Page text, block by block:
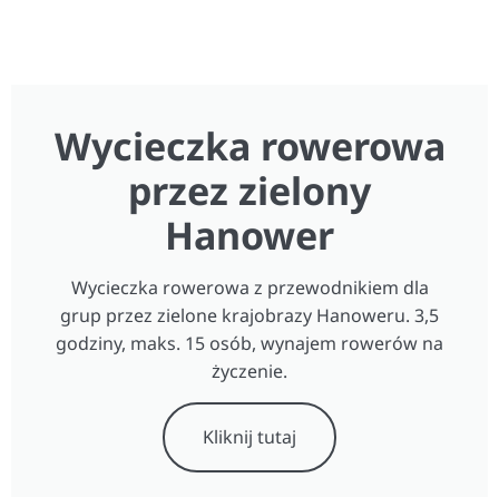
Wycieczka rowerowa
przez zielony
Hanower
Wycieczka rowerowa z przewodnikiem dla
grup przez zielone krajobrazy Hanoweru. 3,5
godziny, maks. 15 osób, wynajem rowerów na
życzenie.
Kliknij tutaj